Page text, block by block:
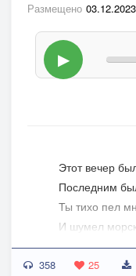
Размещено
▶
Этот вечер
Последним
Ты тихо пел
И шумел
Морской
358 25